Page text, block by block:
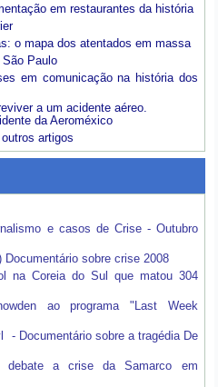
em restaurantes da história
o mapa dos atentados em massa
Paulo
em comunicação na história dos
a um acidente aéreo.
da Aeroméxico
outros artigos
e casos de Crise - Outubro
Documentário sobre crise 2008
na Coreia do Sul que matou 304
ao programa "Last Week
- Documentário sobre a tragédia De
debate a crise da Samarco em